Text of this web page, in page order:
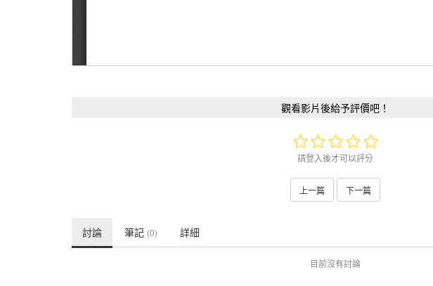
觀看影片後給予評價吧！
請登入後才可以評分
上一篇 下一篇
討論 筆記 (0) 詳細
目前沒有討論